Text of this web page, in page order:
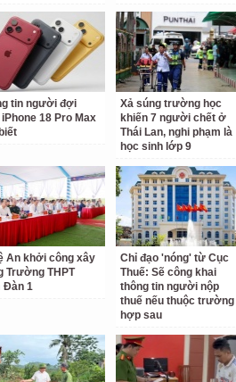
tin người đợi
18 Pro Max
Xả súng trường học
khiến 7 người chết ở
Thái Lan, nghi phạm là
học sinh lớp 9
An khởi công xây
Trường THPT
Đàn 1
Chỉ đạo 'nóng' từ Cục
Thuế: Sẽ công khai
thông tin người nộp
thuế nếu thuộc trường
hợp sau